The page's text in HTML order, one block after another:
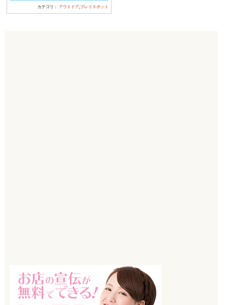
カテゴリ： アウトドア ,プレイスポット